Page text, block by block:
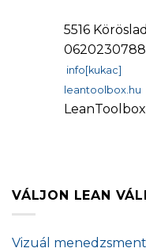
5516
info[kukac]
leantoolbox.hu
LeanToolbox
VÁLJON LEAN
Vizuál